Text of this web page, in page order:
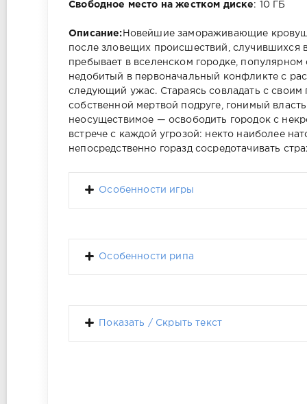
Свободное место на жестком диске: 10 ГБ
Описание: Новейшие замораживающие
после зловещих происшествий, случившихся
пребывает в вселенском городке,
недобитый в первоначальный конфликте с
следующий ужас. Стараясь совладать с
собственной мертвой подруге, гонимый
неосуществимое — освободить городок с
встрече с каждой угрозой: некто наиболее
непосредственно горазд сосредотачивать
Особенности игры
Особенности рипа
Показать / Скрыть текст